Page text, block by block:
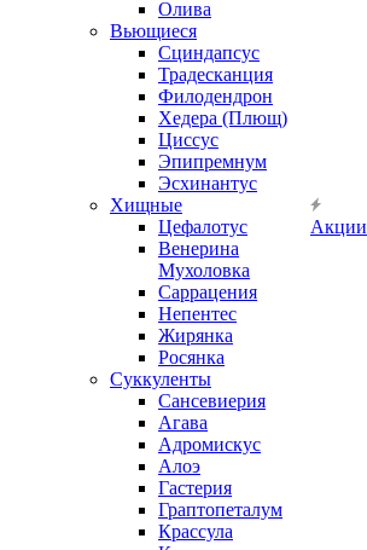
Олива
Вьющиеся
Сциндапсус
Традесканция
Филодендрон
Хедера (Плющ)
Циссус
Эпипремнум
Эсхинантус
Хищные
Цефалотус
Венерина
Мухоловка
Саррацения
Непентес
Жирянка
Росянка
Суккуленты
Сансевиерия
Агава
Адромискус
Алоэ
Гастерия
Граптопеталум
Крассула
Акции